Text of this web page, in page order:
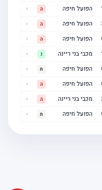
הפועל חיפה
הפועל חיפה
הפועל חיפה
מכבי בני ריינה
הפועל חיפה
הפועל חיפה
מכבי בני ריינה
הפועל חיפה